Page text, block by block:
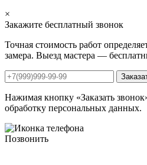
×
Закажите бесплатный звонок
Точная стоимость работ
замера. Выезд мастера —
Нажимая кнопку «Заказать
обработку персональных данных.
Позвонить